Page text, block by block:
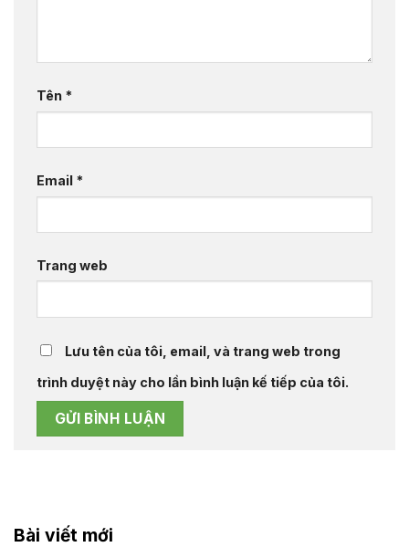
Tên *
Email *
Trang web
Lưu tên của tôi, email, và trang web trong
trình duyệt này cho lần bình luận kế tiếp của tôi.
Bài viết mới